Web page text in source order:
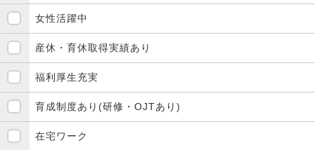
女性活躍中
産休・育休取得実績あり
福利厚生充実
育成制度あり(研修・OJTあり)
在宅ワーク